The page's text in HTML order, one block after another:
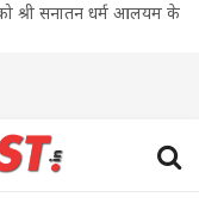
श्री सनातन धर्म आलयम के